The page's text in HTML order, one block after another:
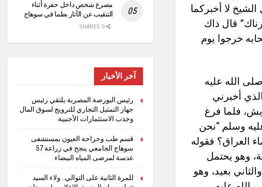
لا أخبركما
قال ذاك
خرجوا يوم
الله عليه
أخبرني
فلما فرغ
وسلم “نحن
العراق؟ فقوله
وهو يحتمل
بعيد، وهو
مصرع شخص داخل حفرة أثناء
التنقيب عن الآثار بطما في سوهاج
آخر الأخبار
رئيس البورصة المصرية يلتقي رئيس
جهاز التمثيل التجاري للترويج لسوق المال
وجذب الاستثمارات الأجنبية
قسم طب وجراحة العيون بمستشفى
سوهاج الجامعي ينجح في زراعة 57
عدسة لمرضى المياه البيضاء
للمرة الثانية على التوالي.. ولاء السيد